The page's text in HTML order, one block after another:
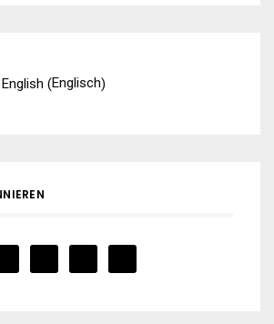
English (Englisch)